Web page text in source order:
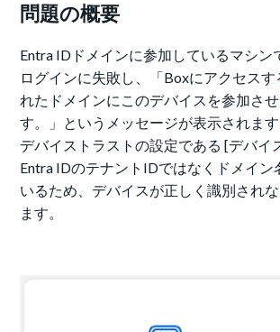
問題の概要
Entra IDドメインに参加しているマシン
ログインに失敗し、「Boxにアクセスす
れたドメインにこのデバイスを参加さ
す。」というメッセージが表示されます
デバイストラストの設定である [デバイ
Entra IDのテナントIDではなくドメイン
いるため、デバイスが正しく識別され
ます。